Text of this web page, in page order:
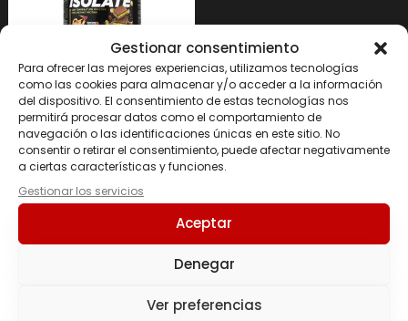
Gestionar consentimiento
Para ofrecer las mejores experiencias, utilizamos tecnologías
como las cookies para almacenar y/o acceder a la información
del dispositivo. El consentimiento de estas tecnologías nos
permitirá procesar datos como el comportamiento de
navegación o las identificaciones únicas en este sitio. No
consentir o retirar el consentimiento, puede afectar negativamente
a ciertas características y funciones.
Gestionar los servicios
Aceptar
Denegar
Ver preferencias
BLACK CFM ISOLATE
79.90€-134.90€
Seleccionar
opciones
Nuestros clientes opinan